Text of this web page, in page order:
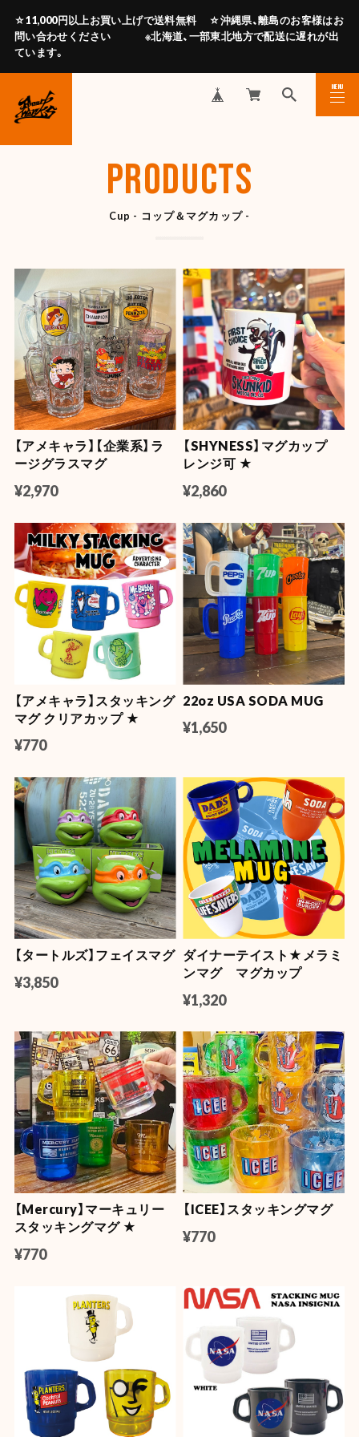
☆11,000円以上お買い上げで送料無料 ☆沖縄県、離島のお客様はお
問い合わせください ※北海道、一部東北地方で配送に遅れが出
ています。
MENU
CLOSE
PRODUCTS
Cup - コップ＆マグカップ -
【アメキャラ】【企業系】ラ
ージグラスマグ
¥2,970
【SHYNESS】マグカップ
レンジ可 ★
¥2,860
【アメキャラ】スタッキング
マグ クリアカップ ★
¥770
22oz USA SODA MUG
¥1,650
【タートルズ】フェイスマグ
¥3,850
ダイナーテイスト★メラミ
ンマグ マグカップ
¥1,320
【Mercury】マーキュリー
スタッキングマグ ★
¥770
【ICEE】スタッキングマグ
¥770